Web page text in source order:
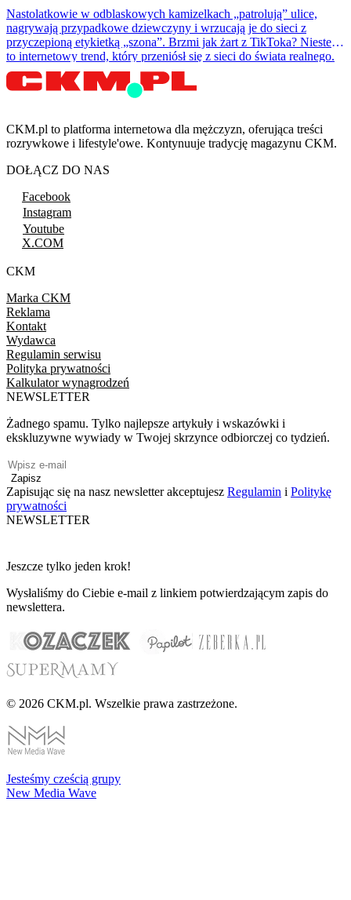
Nastolatkowie w odblaskowych kamizelkach „patrolują” ulice,
nagrywają przypadkowe dziewczyny i wrzucają je do sieci z
przyczepioną etykietką „szona”. Brzmi jak żart z TikToka? Niestety
to internetowy trend, który przeniósł się z sieci do świata realnego.
CKM.pl to platforma internetowa dla mężczyzn, oferująca treści
rozrywkowe i lifestyle'owe. Kontynuuje tradycję magazynu CKM.
DOŁĄCZ DO NAS
Facebook
Instagram
Youtube
X.COM
CKM
Marka CKM
Reklama
Kontakt
Wydawca
Regulamin serwisu
Polityka prywatności
Kalkulator wynagrodzeń
NEWSLETTER
Żadnego spamu. Tylko najlepsze artykuły i wskazówki i
ekskluzywne wywiady w Twojej skrzynce odbiorczej co tydzień.
Zapisz
Zapisując się na nasz newsletter akceptujesz Regulamin i Politykę
prywatności
NEWSLETTER
Jeszcze tylko jeden krok!
Wysłaliśmy do Ciebie e-mail z linkiem potwierdzającym zapis do
newslettera.
© 2026 CKM.pl. Wszelkie prawa zastrzeżone.
Jesteśmy cześcią grupy
New Media Wave